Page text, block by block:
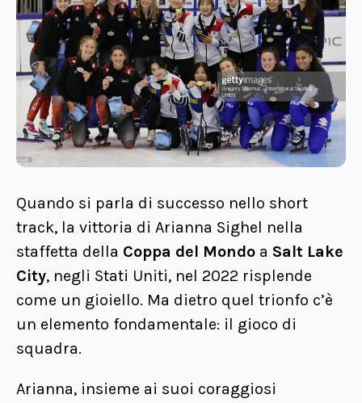
Quando si parla di successo nello short
track, la vittoria di Arianna Sighel nella
staffetta della Coppa del Mondo a Salt Lake
City, negli Stati Uniti, nel 2022 risplende
come un gioiello. Ma dietro quel trionfo c’è
un elemento fondamentale: il gioco di
squadra.
Arianna, insieme ai suoi coraggiosi